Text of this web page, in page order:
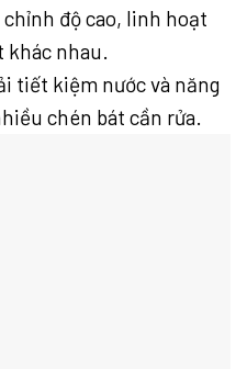
độ cao, linh hoạt
khác nhau.
tiết kiệm nước và năng
chén bát cần rửa.